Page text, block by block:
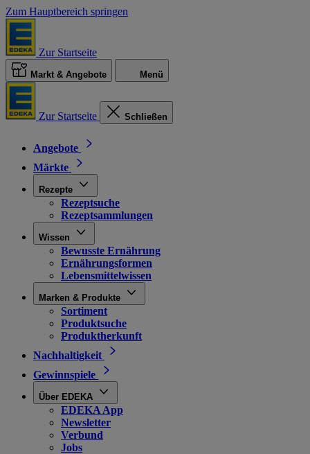
Zum Hauptbereich springen
Zur Startseite
Markt & Angebote Menü
Zur Startseite Schließen
Angebote
Märkte
Rezepte
Rezeptsuche
Rezeptsammlungen
Wissen
Bewusste Ernährung
Ernährungsformen
Lebensmittelwissen
Marken & Produkte
Sortiment
Produktsuche
Produktherkunft
Nachhaltigkeit
Gewinnspiele
Über EDEKA
EDEKA App
Newsletter
Verbund
Jobs